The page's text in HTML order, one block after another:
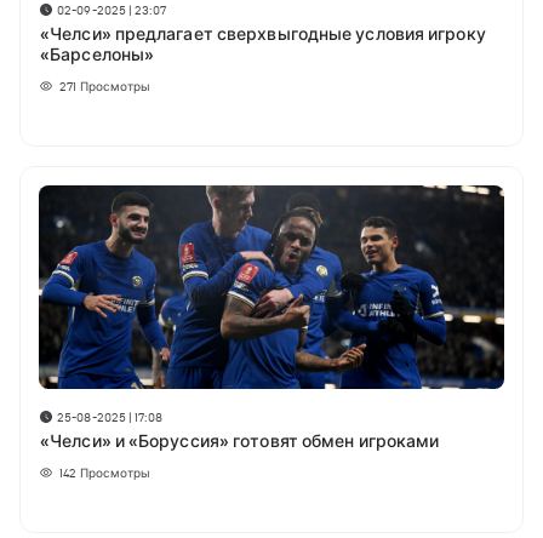
02-09-2025 | 23:07
«Челси» предлагает сверхвыгодные условия игроку
«Барселоны»
271 Просмотры
25-08-2025 | 17:08
«Челси» и «Боруссия» готовят обмен игроками
142 Просмотры